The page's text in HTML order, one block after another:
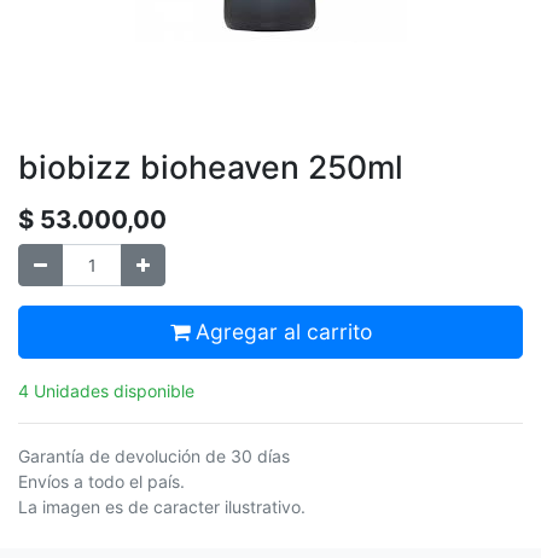
biobizz bioheaven 250ml
$ 53.000,00
Agregar al carrito
4 Unidades disponible
Garantía de devolución de 30 días
Envíos a todo el país.
La imagen es de caracter ilustrativo.